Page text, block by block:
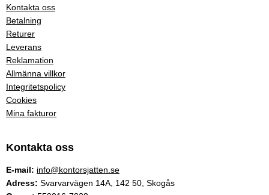
Kontakta oss
Betalning
Returer
Leverans
Reklamation
Allmänna villkor
Integritetspolicy
Cookies
Mina fakturor
Kontakta oss
E-mail: info@kontorsjatten.se
Adress: Svarvarvägen 14A, 142 50, Skogås